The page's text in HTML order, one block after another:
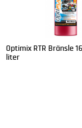
Optimix RTR Bränsle
liter